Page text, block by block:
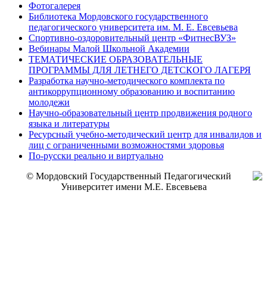
Фотогалерея
Библиотека Мордовского государственного
педагогического университета им. М. Е. Евсевьева
Спортивно-оздоровительный центр «ФитнесВУЗ»
Вебинары Малой Школьной Академии
ТЕМАТИЧЕСКИЕ ОБРАЗОВАТЕЛЬНЫЕ
ПРОГРАММЫ ДЛЯ ЛЕТНЕГО ДЕТСКОГО ЛАГЕРЯ
Разработка научно-методического комплекта по
антикоррупционному образованию и воспитанию
молодежи
Научно-образовательный центр продвижения родного
языка и литературы
Ресурсный учебно-методический центр для инвалидов и
лиц с ограниченными возможностями здоровья
По-русски реально и виртуально
© Мордовский Государственный Педагогический
Университет имени М.Е. Евсевьева